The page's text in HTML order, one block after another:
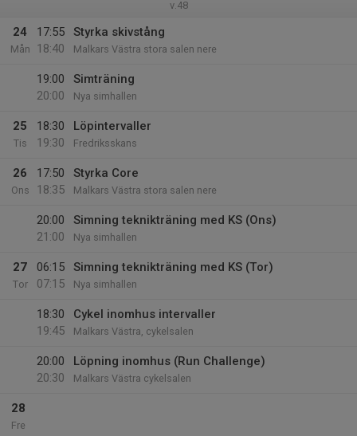
v.48
24
Mån
17:55
18:40
Styrka skivstång
Malkars Västra stora salen nere
19:00
20:00
Simträning
Nya simhallen
25
Tis
18:30
19:30
Löpintervaller
Fredriksskans
26
Ons
17:50
18:35
Styrka Core
Malkars Västra stora salen nere
20:00
21:00
Simning teknikträning med KS (Ons)
Nya simhallen
27
Tor
06:15
07:15
Simning teknikträning med KS (Tor)
Nya simhallen
18:30
19:45
Cykel inomhus intervaller
Malkars Västra, cykelsalen
20:00
20:30
Löpning inomhus (Run Challenge)
Malkars Västra cykelsalen
28
Fre